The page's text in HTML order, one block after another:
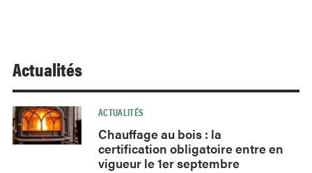
Actualités
ACTUALITÉS
Chauffage au bois : la
certification obligatoire entre en
vigueur le 1er septembre